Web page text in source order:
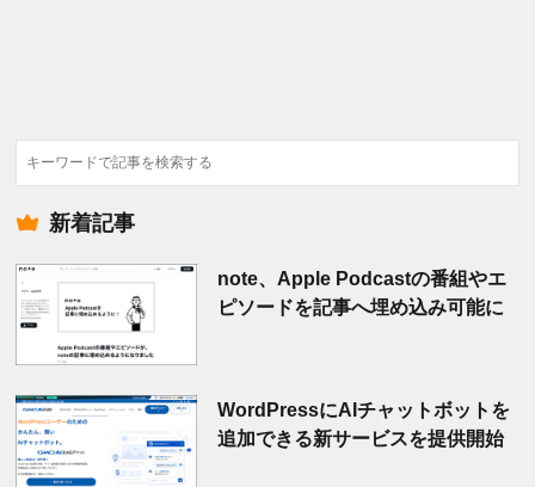
検
索
新着記事
note、Apple Podcastの番組やエ
ピソードを記事へ埋め込み可能に
WordPressにAIチャットボットを
追加できる新サービスを提供開始